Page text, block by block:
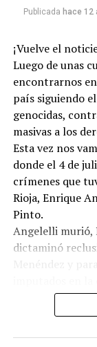
Publicada hace 12
¡Vuelve el
Luego de unas
encontrarnos
país siguiendo
genocidas,
masivas a los
Esta vez nos
donde el 4 de
crímenes que
Rioja, Enrique
Pinto.
Angelelli murió,
dictaminó
Además del
fue que a lo